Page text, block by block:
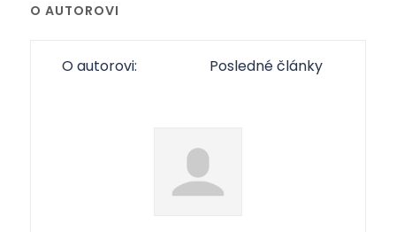
O AUTOROVI
O autorovi: Posledné články